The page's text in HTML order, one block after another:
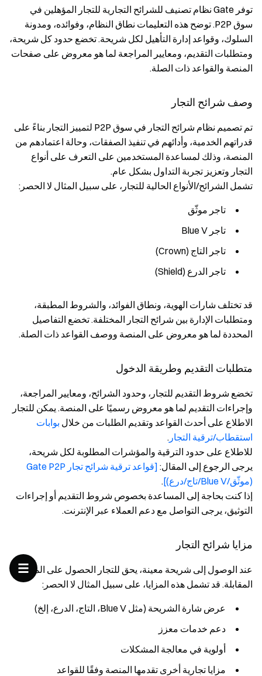
توفر Gate نظام تصنيف للشرائح التجارية للتجار المؤهلين في
سوق P2P. توضح هذه التعليمات نطاق النظام، وفوائده، ومدونة
السلوك، وقواعد إدارة التأهيل لكل شريحة. تخضع حدود كل شريحة،
ومتطلبات التقديم، ومعايير المراجعة لما هو معروض على صفحات
المنصة والقواعد ذات الصلة.
وصف شرائح التجار
تم تصميم نظام شرائح التجار في سوق P2P لتمييز التجار بناءً على
قدراتهم الخدمية، وأدائهم في تنفيذ الصفقات، وحالة اعتمادهم من
المنصة، وذلك لمساعدة المستخدمين على التعرف على أنواع
التجار وتعزيز تجربة التداول بشكل عام.
تشمل الشرائح/الأنواع الحالية للتجار، على سبيل المثال لا الحصر:
تاجر موثّق
تاجر Blue V
تاجر التاج (Crown)
تاجر الدرع (Shield)
قد تختلف شارات الهوية، ونطاق الفوائد، والشروط المطبقة،
ومتطلبات الإدارة بين شرائح التجار المختلفة. تخضع التفاصيل
المحددة لما هو معروض على المنصة ووصف القواعد ذات الصلة.
متطلبات التقديم وطريقة الدخول
تخضع شروط التقديم للتجار، وحدود الشرائح، ومعايير المراجعة،
وإجراءات التقديم لما هو معروض رسميًا على المنصة. يمكن للتجار
الاطلاع على أحدث القواعد وتقديم الطلبات من خلال بوابات
استقطاب/ترقية التجار .
للاطلاع على حدود الترقية والمؤشرات المطلوبة لكل شريحة،
يرجى الرجوع إلى المقال:
[قواعد ترقية شرائح تجار Gate P2P
(موثّق/Blue V/تاج/درع)]
.
إذا كنت بحاجة إلى المساعدة بخصوص شروط التقديم أو إجراءات
التوثيق، يرجى التواصل مع دعم العملاء عبر الإنترنت.
مزايا شرائح التجار
عند الوصول إلى شريحة معينة، يحق للتجار الحصول على المزايا
المقابلة. قد تشمل هذه المزايا، على سبيل المثال لا الحصر:
عرض شارة الشريحة (مثل Blue V، التاج، الدرع، إلخ)
دعم خدمات معزز
أولوية في معالجة المشكلات
مزايا تجارية أخرى تقدمها المنصة وفقًا للقواعد